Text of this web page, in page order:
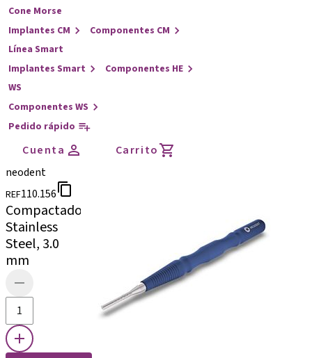
Cone Morse
Implantes CM
Componentes CM
Línea Smart
Implantes Smart
Componentes HE
WS
Componentes WS
Pedido rápido
Cuenta
Carrito
neodent
REF110.156
Compactador,
Stainless
Steel, 3.0
mm